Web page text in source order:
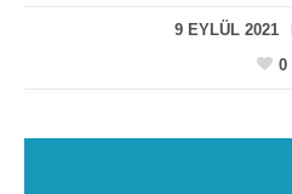
9 EYLÜL 2021
0